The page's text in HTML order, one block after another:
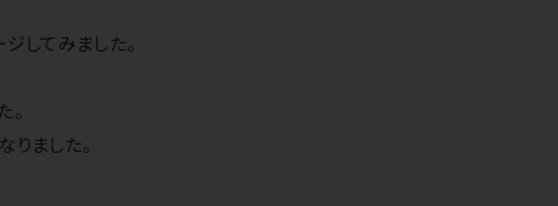
してみました。
ました。